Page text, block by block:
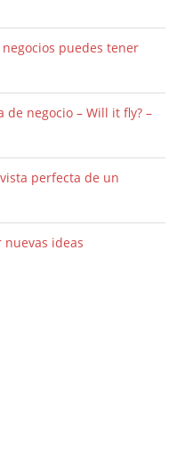
puedes tener
negocio – Will it fly? –
perfecta de un
ideas